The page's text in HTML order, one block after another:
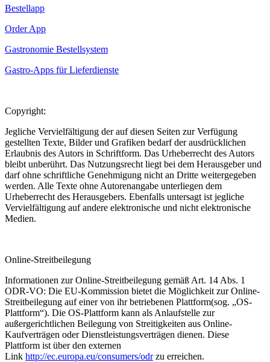
Bestellapp
Order App
Gastronomie Bestellsystem
Gastro-Apps für Lieferdienste
Copyright:
Jegliche Vervielfältigung der auf diesen Seiten zur Verfügung
gestellten Texte, Bilder und Grafiken bedarf der ausdrücklichen
Erlaubnis des Autors in Schriftform. Das Urheberrecht des Autors
bleibt unberührt. Das Nutzungsrecht liegt bei dem Herausgeber und
darf ohne schriftliche Genehmigung nicht an Dritte weitergegeben
werden. Alle Texte ohne Autorenangabe unterliegen dem
Urheberrecht des Herausgebers. Ebenfalls untersagt ist jegliche
Vervielfältigung auf andere elektronische und nicht elektronische
Medien.
Online-Streitbeilegung
Informationen zur Online-Streitbeilegung gemäß Art. 14 Abs. 1
ODR-VO: Die EU-Kommission bietet die Möglichkeit zur Online-
Streitbeilegung auf einer von ihr betriebenen Plattform(sog. „OS-
Plattform“). Die OS-Plattform kann als Anlaufstelle zur
außergerichtlichen Beilegung von Streitigkeiten aus Online-
Kaufverträgen oder Dienstleistungsverträgen dienen. Diese
Plattform ist über den externen
Link http://ec.europa.eu/consumers/odrzu erreichen.